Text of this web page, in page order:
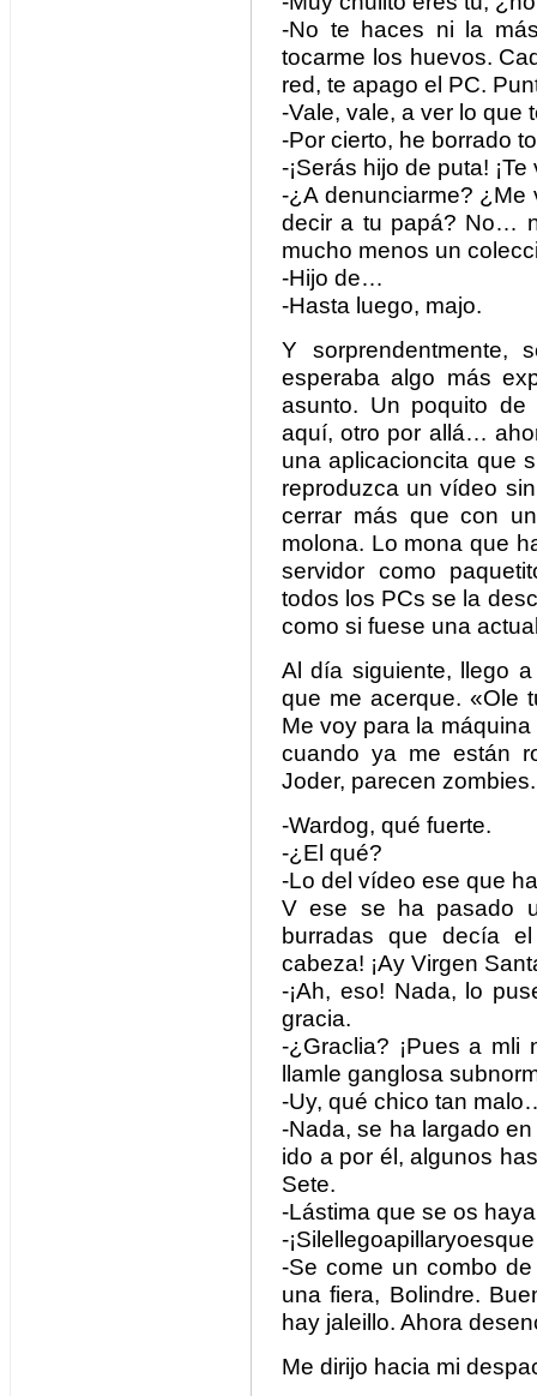
-No te haces ni la
tocarme los huevos.
red, te apago el PC.
-Vale, vale, a ver lo que
-Por cierto, he borrado
-¡Serás hijo de puta!
-¿A denunciarme?
decir a tu papá? No…
mucho menos un
-Hijo de…
-Hasta luego, majo.
Y sorprendentmente,
esperaba algo más
asunto. Un poquito
aquí, otro por allá…
una aplicacioncita que
reproduzca un vídeo
cerrar más que con
molona. Lo mona que
servidor como
todos los PCs se la
como si fuese una
Al día siguiente, llego
que me acerque. «Ole
Me voy para la
cuando ya me están
Joder, parecen
-Wardog, qué fuerte.
-¿El qué?
-Lo del vídeo ese que
V ese se ha pasado
burradas que decía
cabeza! ¡Ay Virgen
-¡Ah, eso! Nada, lo
gracia.
-¿Graclia? ¡Pues a mli
llamle ganglosa
-Uy, qué chico tan
-Nada, se ha largado
ido a por él, algunos
Sete.
-Lástima que se os
-
-Se come un combo
una fiera, Bolindre.
hay jaleillo. Ahora
Me dirijo hacia mi